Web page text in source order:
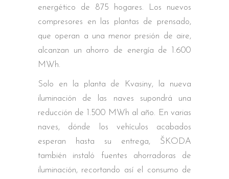
energético de 875 hogares. Los nuevos
compresores en las plantas de prensado,
que operan a una menor presión de aire,
alcanzan un ahorro de energía de 1.600
MWh.
Solo en la planta de Kvasiny, la nueva
iluminación de las naves supondrá una
reducción de 1.500 MWh al año. En varias
naves, dónde los vehículos acabados
esperan hasta su entrega, ŠKODA
también instaló fuentes ahorradoras de
iluminación, recortando así el consumo de